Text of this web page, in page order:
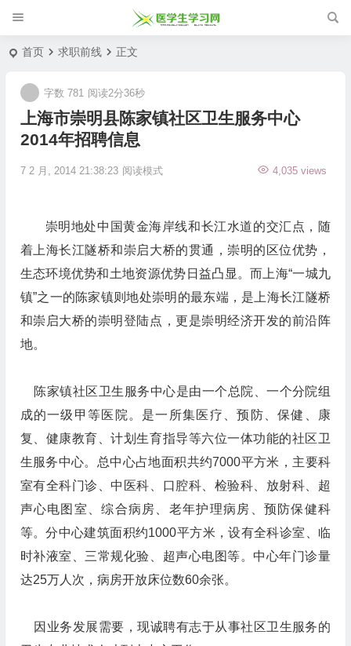
首页 求职前线 正文
上海市崇明县陈家镇社区卫生服务中心
2014年招聘信息
7 2 月, 2014 21:38:23 4,035 views
字数 781 阅读2分36秒
阅读模式
崇明地处中国黄金海岸线和长江水道的交汇点，随
着上海长江隧桥和崇启大桥的贯通，崇明的区位优势，
生态环境优势和土地资源优势日益凸显。而上海“一城九
镇”之一的陈家镇则地处崇明的最东端，是上海长江隧桥
和崇启大桥的崇明登陆点，更是崇明经济开发的前沿阵
地。
陈家镇社区卫生服务中心是由一个总院、一个分院组
成的一级甲等医院。是一所集医疗、预防、保健、康
复、健康教育、计划生育指导等六位一体功能的社区卫
生服务中心。总中心占地面积共约7000平方米，主要科
室有全科门诊、中医科、口腔科、检验科、放射科、超
声心电图室、综合病房、老年护理病房、预防保健科
等。分中心建筑面积约1000平方米，设有全科诊室、临
时补液室、三常规化验、超声心电图等。中心年门诊量
达25万人次，病房开放床位数60余张。
因业务发展需要，现诚聘有志于从事社区卫生服务的